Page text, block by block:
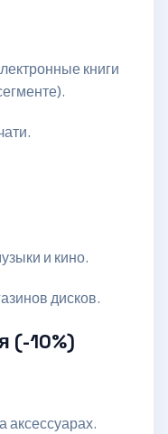
книги
и кино.
дисков.
(-10%)
аксессуарах.